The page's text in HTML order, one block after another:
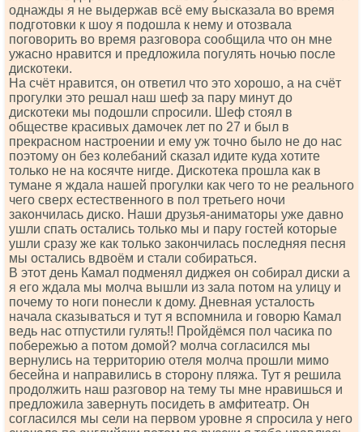
однажды я не выдержав всё ему высказала во время
подготовки к шоу я подошла к нему и отозвала
поговорить во время разговора сообщила что он мне
ужасно нравится и предложила погулять ночью после
дискотеки.
На счёт нравится, он ответил что это хорошо, а на счёт
прогулки это решал наш шеф за пару минут до
дискотеки мы подошли спросили. Шеф стоял в
обществе красивых дамочек лет по 27 и был в
прекрасном настроении и ему уж точно было не до нас
поэтому он без колебаний сказал идите куда хотите
только не на косячте нигде. Дискотека прошла как в
тумане я ждала нашей прогулки как чего то не реального
чего сверх естественного в пол третьего ночи
закончилась диско. Наши друзья-аниматоры уже давно
ушли спать остались только мы и пару гостей которые
ушли сразу же как только закончилась последняя песня
мы остались вдвоём и стали собираться.
В этот день Камал подменял диджея он собирал диски а
я его ждала мы молча вышли из зала потом на улицу и
почему то ноги понесли к дому. Дневная усталость
начала сказываться и тут я вспомнила и говорю Камал
ведь нас отпустили гулять!! Пройдёмся пол часика по
побережью а потом домой? молча согласился мы
вернулись на территорию отеля молча прошли мимо
бесейна и направились в сторону пляжа. Тут я решила
продолжить наш разговор на тему ты мне нравишься и
предложила завернуть посидеть в амфитеатр. Он
согласился мы сели на первом уровне я спросила у него